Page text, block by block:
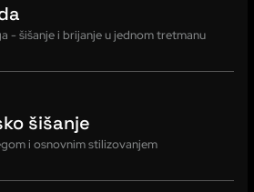
- šišanje i brijanje u jednom tretmanu
šišanje
i osnovnim stilizovanjem